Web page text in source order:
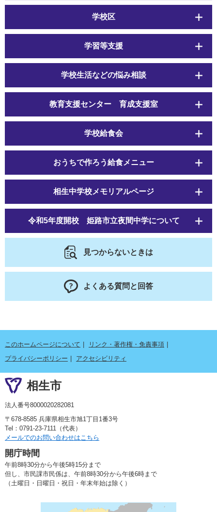
学校区
学習等支援
学校生活などの悩み相談
教育支援センター 育成支援室
学校給食会
おうちで作ろう給食メニュー
相生中学校メモリアルページ
令和5年度開校 姫路市立夜間中学について
見つからないときは
よくある質問と回答
このホームページについて
リンク・著作権・免責事項
プライバシーポリシー
アクセシビリティ
相生市
法人番号8000020282081
〒678-8585 兵庫県相生市旭1丁目1番3号
Tel：0791-23-7111（代表）
メールでのお問い合わせはこちら
開庁時間
午前8時30分から午後5時15分まで
但し、市民課市民係は、午前8時30分から午後6時まで
（土曜日・日曜日・祝日・年末年始は除く）